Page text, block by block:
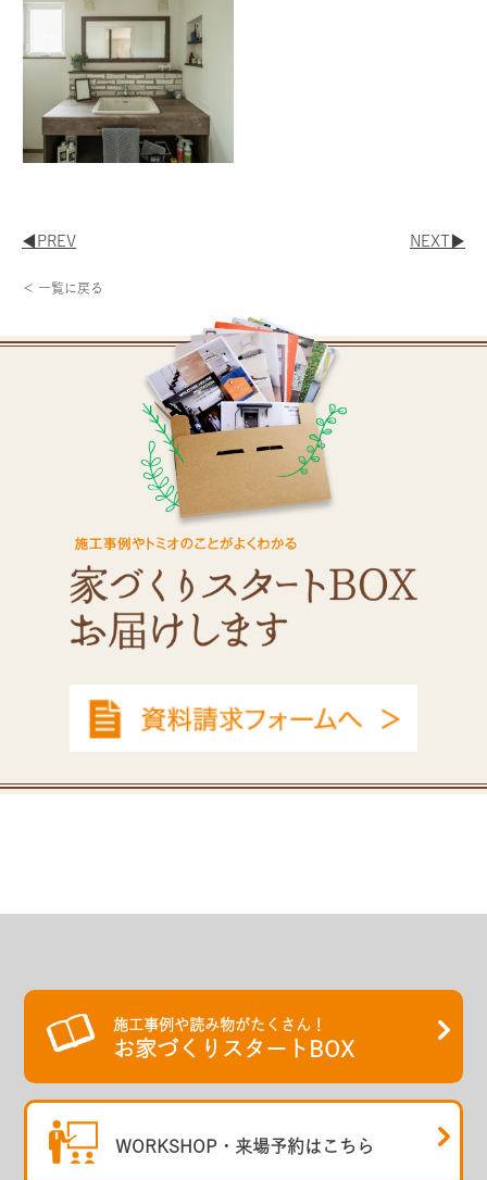
◀︎PREV NEXT▶︎
＜ 一覧に戻る
施工事例や読み物がたくさん！
お家づくりスタートBOX
WORKSHOP・ 来場予約はこちら